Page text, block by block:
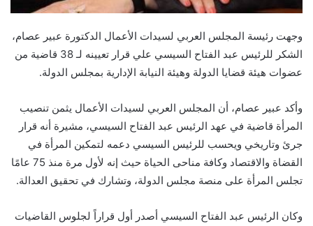
وجهت رئيسة المجلس العربي لسيدات الأعمال الدكتورة عبير عصام،
الشكر للرئيس عبد الفتاح السيسي علي قرار تعيينه لـ 38 قاضية من
عضوات هيئة قضايا الدولة وهيئة النيابة الإدارية بمجلس الدولة.
وأكد عبير عصام، أن المجلس العربي لسيدات الأعمال يثمن تنصيب
المرأة قاضية في عهد الرئيس عبد الفتاح السيسي، مشيرة أنه قرار
جرئ وتاريخي ويحسب للرئيس السيسي دعمه لتمكين المرأة في
القضاة والاقتصاد وكافة مناحى الحياة حيث إنه لأول مرة منذ 75 عامًا
تجلس المرأة على منصة مجلس الدولة، وتشارك في تحقيق العدالة.
وكان الرئيس عبد الفتاح السيسي أصدر أول قراراً لجلوس القاضيات